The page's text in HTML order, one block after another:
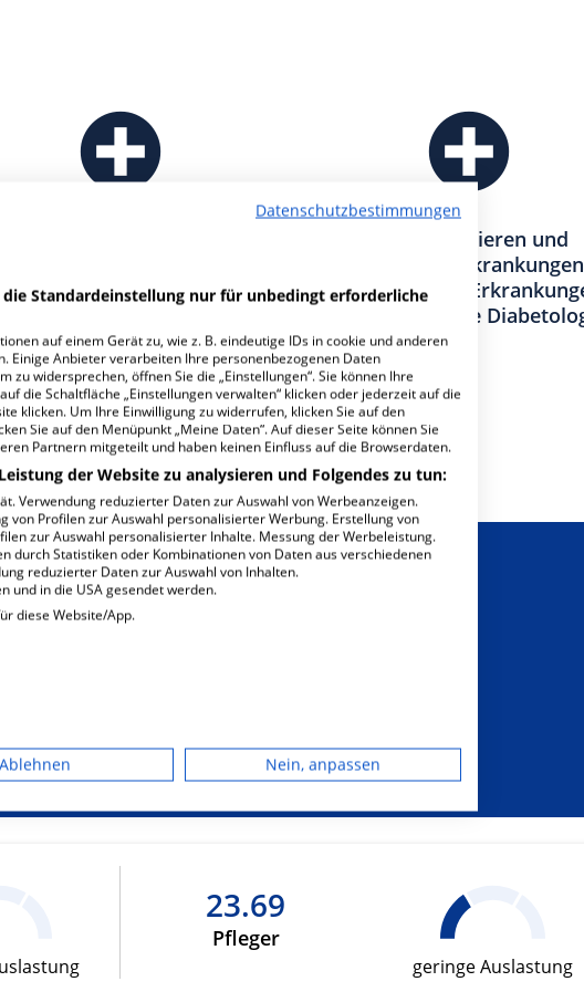
Klinik für Nieren und
Rheumatische
Nephrologische
WeitereFachabteilungen 17
Ernährungsbedarf
23.69
Pfleger
geringe Auslastung
Datenschutzbestimmungen
Standardeinstellung nur für unbedingt erforderliche
auf einem Gerät zu, wie z. B. eindeutige IDs in cookie und anderen
Einige Anbieter verarbeiten Ihre personenbezogenen Daten
widersprechen, öffnen Sie die „Einstellungen“. Sie können Ihre
die Schaltfläche „Einstellungen verwalten“ klicken oder jederzeit auf die
klicken. Um Ihre Einwilligung zu widerrufen, klicken Sie auf den
Sie auf den Menüpunkt „Meine Daten“. Auf dieser Seite können Sie
Partnern mitgeteilt und haben keinen Einfluss auf die Browserdaten.
der Website zu analysieren und Folgendes zu tun:
Verwendung reduzierter Daten zur Auswahl von Werbeanzeigen.
Profilen zur Auswahl personalisierter Werbung. Erstellung von
zur Auswahl personalisierter Inhalte. Messung der Werbeleistung.
durch Statistiken oder Kombinationen von Daten aus verschiedenen
reduzierter Daten zur Auswahl von Inhalten.
und in die USA gesendet werden.
diese Website/App.
Werbung
Inhalte
Ablehnen Nein, anpassen